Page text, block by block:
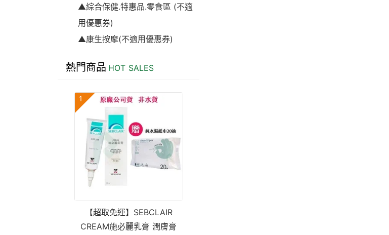
▲綜合保健.特惠品.零食區 (不適
用優惠券)
▲康生按摩(不適用優惠券)
熱門商品 HOT SALES
1
【超取免運】SEBCLAIR
CREAM施必麗乳膏 潤膚膏